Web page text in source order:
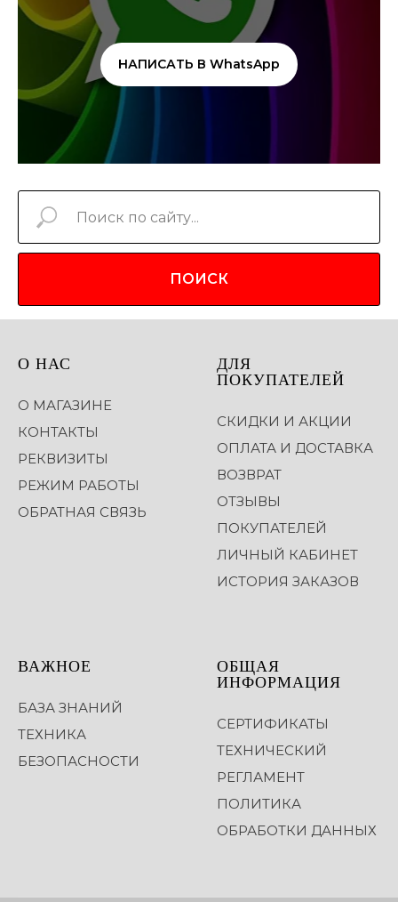
НАПИСАТЬ В WhatsApp
ПОИСК
О НАС
О МАГАЗИНЕ
КОНТАКТЫ
РЕКВИЗИТЫ
РЕЖИМ РАБОТЫ
ОБРАТНАЯ СВЯЗЬ
ДЛЯ
ПОКУПАТЕЛЕЙ
СКИДКИ И АКЦИИ
ОПЛАТА И ДОСТАВКА
ВОЗВРАТ
ОТЗЫВЫ
ПОКУПАТЕЛЕЙ
ЛИЧНЫЙ КАБИНЕТ
ИСТОРИЯ ЗАКАЗОВ
ВАЖНОЕ
БАЗА ЗНАНИЙ
ТЕХНИКА
БЕЗОПАСНОСТИ
ОБЩАЯ
ИНФОРМАЦИЯ
СЕРТИФИКАТЫ
ТЕХНИЧЕСКИЙ
РЕГЛАМЕНТ
ПОЛИТИКА
ОБРАБОТКИ ДАННЫХ